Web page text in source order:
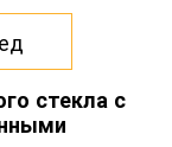
стекла с